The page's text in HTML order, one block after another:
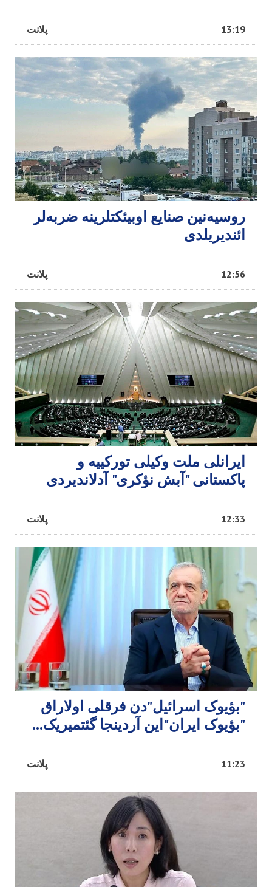
پلانت 13:19
روسیه‌نین صنایع اوبیئکتلرینه ضربه‌لر
ائندیریلدی
پلانت 12:56
ایرانلی ملت وکیلی تورکییه و
پاکستانی "آبش نؤکری" آدلاندیردی
پلانت 12:33
"بؤیوک اسرائیل"دن فرقلی اولاراق
"بؤیوک ایران"این آردینجا گئتمیریک...
پلانت 11:23